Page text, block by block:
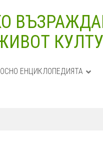
ЕНЦИКЛОПЕДИЯТА